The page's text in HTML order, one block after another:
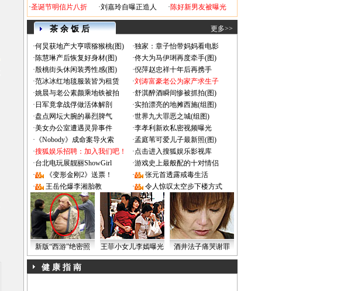
·圣诞节明信片八折
·刘嘉玲自曝正造人
·陈好新男友被曝光
茶 余 饭 后 更多>>
·何炅获地产大亨喂猕猴桃(图) ·独家：章子怡带妈妈看电影
·陈慧琳产后恢复好身材(图) ·佟大为马伊琍再度牵手(图)
·殷桃街头休闲装秀性感(图) ·倪萍赵忠祥十年后再携手
·范冰冰红地毯服装皆为租赁 ·刘涛富豪老公为家产求生子
·姚晨与老公素颜乘地铁被拍 ·舒淇醉酒瞬间惨被抓拍(图)
· 日军竟拿战俘做活体解剖 ·实拍漂亮的地摊西施(组图)
·盘点网坛大腕的暴烈脾气 ·世界九大罪恶之城(组图)
·美女办公室遭遇灵异事件 ·李孝利新欢私密视频曝光
· 《Nobody》成命案导火索 ·孟庭苇可爱儿子最新照(图)
·搜狐娱乐招聘：加入我们吧！ ·点击进入搜狐娱乐影视库
·台北电玩展靓丽ShowGirl ·游戏史上最般配的十对情侣
·
《变形金刚2》送票！ ·
张元首透露戒毒生活
·
王岳伦爆李湘胎教 · 令人惊叹太空步下楼方式
新版“西游”绝密照 王菲小女儿李嫣曝光 酒井法子痛哭谢罪
健 康 指 南